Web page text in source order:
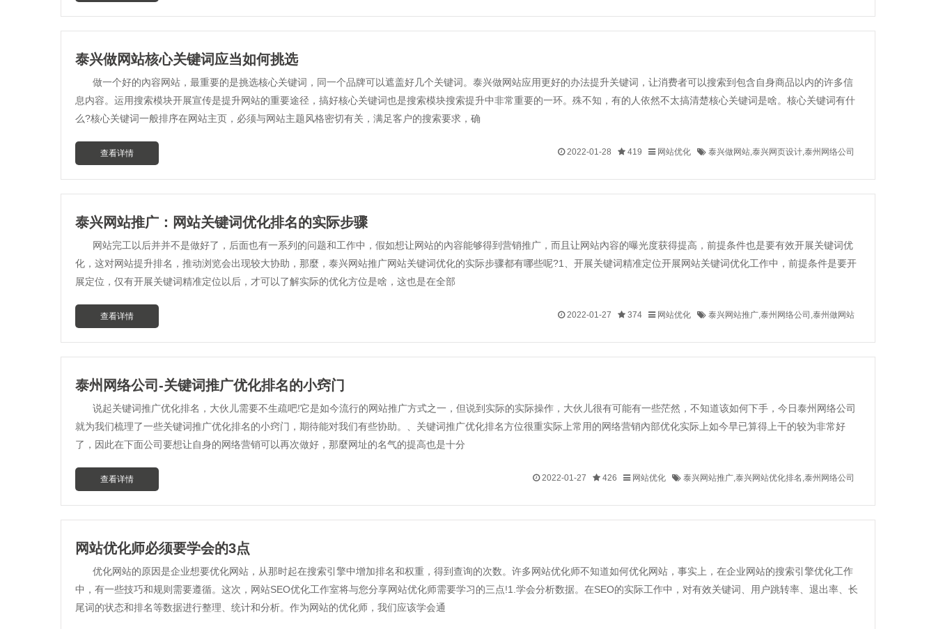
泰兴做网站核心关键词应当如何挑选
做一个好的內容网站，最重要的是挑选核心关键词，同一个品牌可以遮盖好几个关键词。泰兴做网站应用更好的办法提升关键词，让消费者可以搜索到包含自身商品以内的许多信
息内容。运用搜索模块开展宣传是提升网站的重要途径，搞好核心关键词也是搜索模块搜索提升中非常重要的一环。殊不知，有的人依然不太搞清楚核心关键词是啥。核心关键词有什
么?核心关键词一般排序在网站主页，必须与网站主题风格密切有关，满足客户的搜索要求，确
查看详情 2022-01-28 419 网站优化 泰兴做网站,泰兴网页设计,泰州网络公司
泰兴网站推广：网站关键词优化排名的实际步骤
网站完工以后并并不是做好了，后面也有一系列的问题和工作中，假如想让网站的內容能够得到营销推广，而且让网站內容的曝光度获得提高，前提条件也是要有效开展关键词优
化，这对网站提升排名，推动浏览会出现较大协助，那麼，泰兴网站推广网站关键词优化的实际步骤都有哪些呢?1、开展关键词精准定位开展网站关键词优化工作中，前提条件是要开
展定位，仅有开展关键词精准定位以后，才可以了解实际的优化方位是啥，这也是在全部
查看详情 2022-01-27 374 网站优化 泰兴网站推广,泰州网络公司,泰州做网站
泰州网络公司-关键词推广优化排名的小窍门
说起关键词推广优化排名，大伙儿需要不生疏吧!它是如今流行的网站推广方式之一，但说到实际的实际操作，大伙儿很有可能有一些茫然，不知道该如何下手，今日泰州网络公司
就为我们梳理了一些关键词推广优化排名的小窍门，期待能对我们有些协助。、关键词推广优化排名方位很重实际上常用的网络营销內部优化实际上如今早已算得上干的较为非常好
了，因此在下面公司要想让自身的网络营销可以再次做好，那麼网址的名气的提高也是十分
查看详情 2022-01-27 426 网站优化 泰兴网站推广,泰兴网站优化排名,泰州网络公司
网站优化师必须要学会的3点
优化网站的原因是企业想要优化网站，从那时起在搜索引擎中增加排名和权重，得到查询的次数。许多网站优化师不知道如何优化网站，事实上，在企业网站的搜索引擎优化工作
中，有一些技巧和规则需要遵循。这次，网站SEO优化工作室将与您分享网站优化师需要学习的三点!1.学会分析数据。在SEO的实际工作中，对有效关键词、用户跳转率、退出率、长
尾词的状态和排名等数据进行整理、统计和分析。作为网站的优化师，我们应该学会通